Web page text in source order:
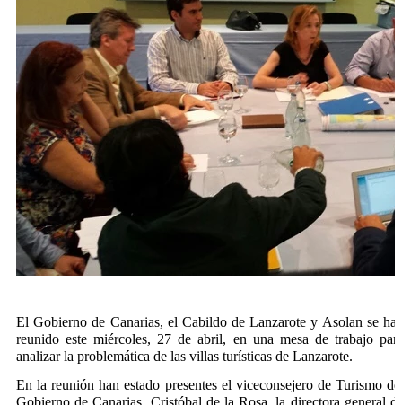
El Gobierno de Canarias, el Cabildo de Lanzarote y Asolan se
reunido este miércoles, 27 de abril, en una mesa de trabajo
analizar la problemática de las villas turísticas de Lanzarote.
En la reunión han estado presentes el viceconsejero de Turismo